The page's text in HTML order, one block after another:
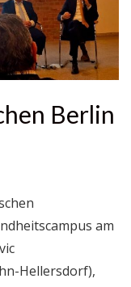
Berlin
am
Hellersdorf),